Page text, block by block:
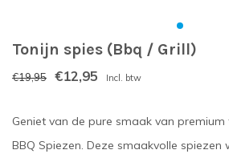
Tonijn spies (Bbq / Grill)
€19,95 €12,95 Incl. btw
Geniet van de pure smaak van
BBQ Spiezen. Deze smaakvolle